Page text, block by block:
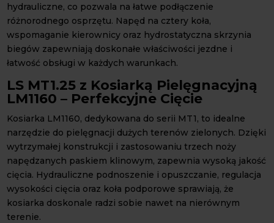
hydrauliczne, co pozwala na łatwe podłączenie
różnorodnego osprzętu. Napęd na cztery koła,
wspomaganie kierownicy oraz hydrostatyczna skrzynia
biegów zapewniają doskonałe właściwości jezdne i
łatwość obsługi w każdych warunkach.
LS MT1.25 z Kosiarką Pielęgnacyjną
LM1160 – Perfekcyjne Cięcie
Kosiarka LM1160, dedykowana do serii MT1, to idealne
narzędzie do pielęgnacji dużych terenów zielonych. Dzięki
wytrzymałej konstrukcji i zastosowaniu trzech noży
napędzanych paskiem klinowym, zapewnia wysoką jakość
cięcia. Hydrauliczne podnoszenie i opuszczanie, regulacja
wysokości cięcia oraz koła podporowe sprawiają, że
kosiarka doskonale radzi sobie nawet na nierównym
terenie.